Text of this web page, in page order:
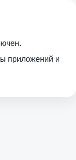
приложений и